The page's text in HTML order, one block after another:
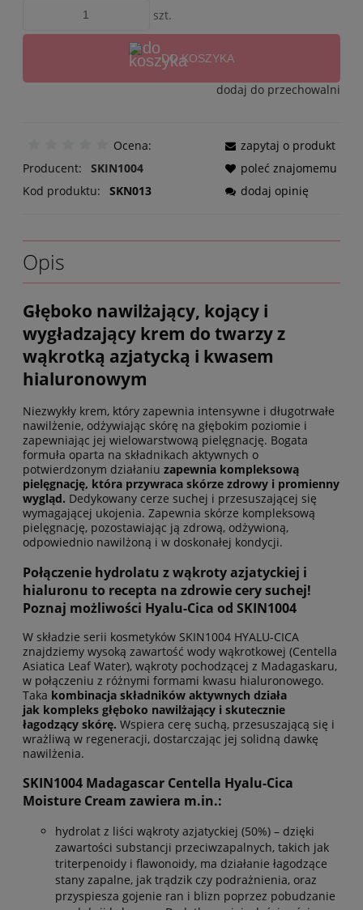
szt.
DO KOSZYKA
dodaj do przechowalni
Ocena:
Producent:
SKIN1004
Kod produktu:
SKN013
zapytaj o produkt
poleć znajomemu
dodaj opinię
Opis
Głęboko nawilżający, kojący i
wygładzający krem do twarzy z
wąkrotką azjatycką i kwasem
hialuronowym
Niezwykły krem, który zapewnia intensywne i długotrwałe
nawilżenie, odżywiając skórę na głębokim poziomie i
zapewniając jej wielowarstwową pielęgnację. Bogata
formuła oparta na składnikach aktywnych o
potwierdzonym działaniu zapewnia kompleksową
pielęgnację, która przywraca skórze zdrowy i promienny
wygląd. Dedykowany cerze suchej i przesuszającej się
wymagającej ukojenia. Zapewnia skórze kompleksową
pielęgnację, pozostawiając ją zdrową, odżywioną,
odpowiednio nawilżoną i w doskonałej kondycji.
Połączenie hydrolatu z wąkroty azjatyckiej i
hialuronu to recepta na zdrowie cery suchej!
Poznaj możliwości Hyalu-Cica od SKIN1004
W składzie serii kosmetyków SKIN1004 HYALU-CICA
znajdziemy wysoką zawartość wody wąkrotkowej (Centella
Asiatica Leaf Water), wąkroty pochodzącej z Madagaskaru,
w połączeniu z różnymi formami kwasu hialuronowego.
Taka kombinacja składników aktywnych działa
jak kompleks głęboko nawilżający i skutecznie
łagodzący skórę. Wspiera cerę suchą, przesuszającą się i
wrażliwą w regeneracji, dostarczając jej solidną dawkę
nawilżenia.
SKIN1004 Madagascar Centella Hyalu-Cica
Moisture Cream zawiera m.in.:
hydrolat z liści wąkroty azjatyckiej (50%) – dzięki
zawartości substancji przeciwzapalnych, takich jak
triterpenoidy i flawonoidy, ma działanie łagodzące
stany zapalne, jak trądzik czy podrażnienia, oraz
przyspiesza gojenie ran i blizn poprzez pobudzanie